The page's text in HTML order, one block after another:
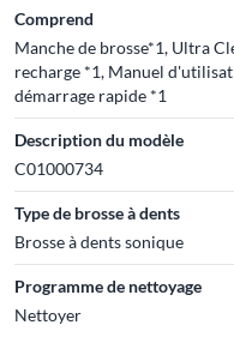
Comprend
Manche de brosse*1, Ultra
recharge *1, Manuel
démarrage rapide *1
Description du modèle
C01000734
Type de brosse à dents
Brosse à dents sonique
Programme de nettoyage
Nettoyer